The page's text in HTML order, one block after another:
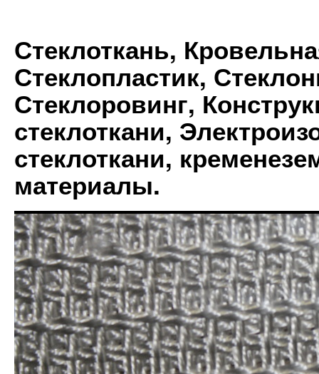
Стеклоткань,
Стеклопластик,
Стеклоровинг,
стеклоткани,
стеклоткани,
материалы.